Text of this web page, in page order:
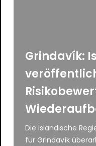
Grindavík:
Die isländische
für Grindavík